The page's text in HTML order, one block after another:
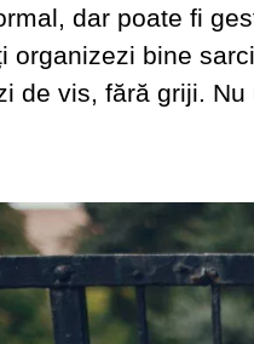
dar poate fi
organizezi bine
de vis, fără griji.